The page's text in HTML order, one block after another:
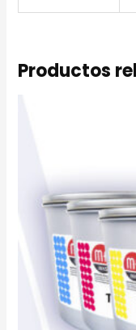
Productos